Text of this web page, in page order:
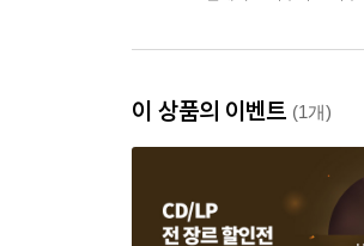
이 상품의 이벤트 (1개)